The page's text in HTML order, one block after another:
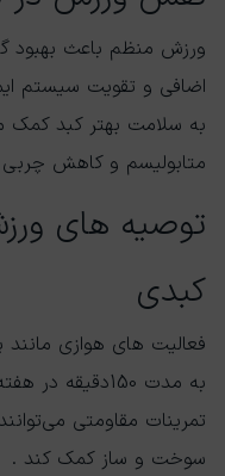
ورزش منظم باعث
اضافی و تقویت سیستم
به سلامت بهتر کبد کمک
متابولیسم و کاهش
توصیه های
کبدی
فعالیت های هوازی
به مدت 150دقیقه در هفته توصیه می‌شود .
تمرینات مقاومتی
سوخت و ساز کمک کند .